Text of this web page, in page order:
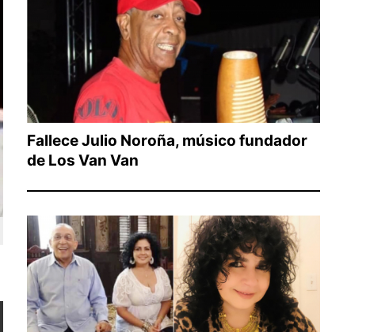
Fallece Julio Noroña, músico fundador
de Los Van Van